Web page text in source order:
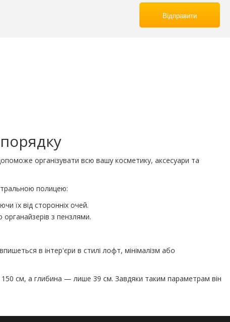
Відправити
організувати всю вашу косметику, аксесуари та
полицею:
їх від сторонніх очей.
з пензлями.
в інтер'єри в стилі лофт, мінімалізм або
150 см, а глибина — лише 39 см. Завдяки таким параметрам він